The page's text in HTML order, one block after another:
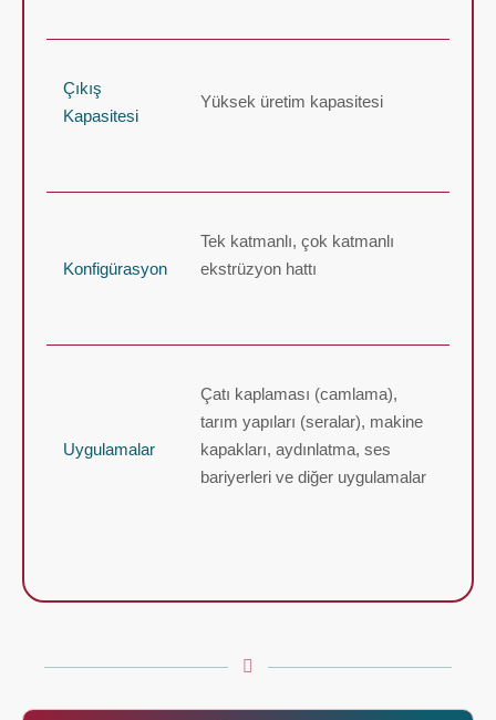
Çıkış
Kapasitesi
Yüksek üretim kapasitesi
Konfigürasyon
Tek katmanlı, çok katmanlı
ekstrüzyon hattı
Uygulamalar
Çatı kaplaması (camlama),
tarım yapıları (seralar), makine
kapakları, aydınlatma, ses
bariyerleri ve diğer uygulamalar